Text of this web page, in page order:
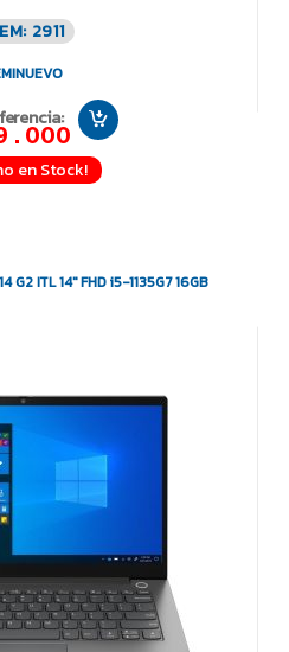
2911
en Stock!
ITL 14″ FHD i5-1135G7 16GB